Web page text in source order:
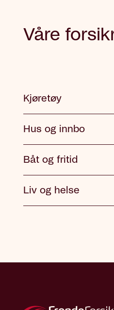
Våre
Kjøretøy
Hus og innbo
Båt og fritid
Liv og helse